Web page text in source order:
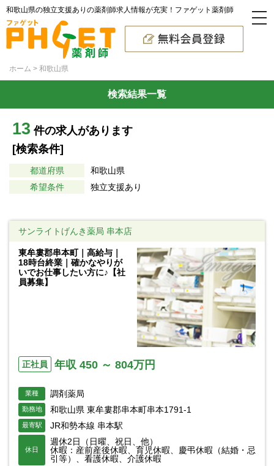
和歌山県の独立支援ありの薬剤師求人情報が充実！ファゲット薬剤師
ホーム 和歌山県
検索結果一覧
13 件の求人があります
[検索条件]
都道府県
和歌山県
希望条件
独立支援あり
サンライトげんき薬局 串本店
東牟婁郡串本町｜高給与｜
18時台終業｜確かなやりが
いでお仕事したい方に♪【社
員募集】
正社員 年収 450 ～ 804万円
業種 調剤薬局
勤務地 和歌山県 東牟婁郡串本町串本1791-1
最寄駅 JR和勢本線 串本駅
休日
週休2日（日曜、祝日、他）
休暇：産前産後休暇、育児休暇、慶弔休暇（結婚・忌
引等）、看護休暇、介護休暇